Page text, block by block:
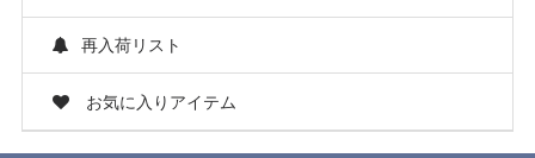
再入荷リスト
お気に入りアイテム